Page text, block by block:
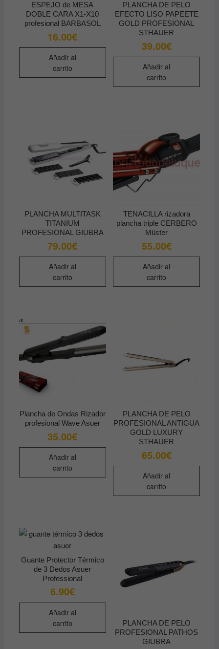
ESPEJO de MESA
DOBLE CARA X1-X10
profesional BARBASOL
16.00€
Añadir al
carrito
PLANCHA DE PELO
EFECTO LISO PAPEETE
GOLD PROFESIONAL
STHAUER
39.00€
Añadir al
carrito
PLANCHA MULTITASK
TITANIUM
PROFESIONAL GIUBRA
79.00€
Añadir al
carrito
TENACILLA rizadora
plancha triple CERBERO
Müster
55.00€
Añadir al
carrito
Plancha de Ondas Rizador
profesional Wave Asuer
35.00€
Añadir al
carrito
PLANCHA DE PELO
PROFESIONAL ANTIGUA
GOLD LUXURY
STHAUER
65.00€
Añadir al
carrito
Guante Protector Térmico
de 3 Dedos Asuer
Professional
6.90€
Añadir al
carrito
PLANCHA DE PELO
PROFESIONAL PATHOS
GIUBRA